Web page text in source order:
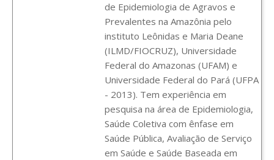
de Epidemiologia de Agravos e
Prevalentes na Amazônia pelo
instituto Leônidas e Maria Deane
(ILMD/FIOCRUZ), Universidade
Federal do Amazonas (UFAM) e
Universidade Federal do Pará (UFPA
- 2013). Tem experiência em
pesquisa na área de Epidemiologia,
Saúde Coletiva com ênfase em
Saúde Pública, Avaliação de Serviço
em Saúde e Saúde Baseada em